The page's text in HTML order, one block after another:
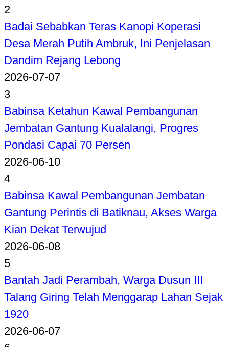
2
Badai Sebabkan Teras Kanopi Koperasi
Desa Merah Putih Ambruk, Ini Penjelasan
Dandim Rejang Lebong
2026-07-07
3
Babinsa Ketahun Kawal Pembangunan
Jembatan Gantung Kualalangi, Progres
Pondasi Capai 70 Persen
2026-06-10
4
Babinsa Kawal Pembangunan Jembatan
Gantung Perintis di Batiknau, Akses Warga
Kian Dekat Terwujud
2026-06-08
5
Bantah Jadi Perambah, Warga Dusun III
Talang Giring Telah Menggarap Lahan Sejak
1920
2026-06-07